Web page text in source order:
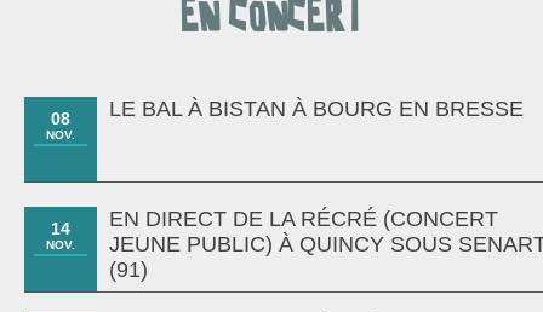
EN CONCERT
08
NOV.
LE BAL À BISTAN À BOURG EN BRESSE
14
NOV.
EN DIRECT DE LA RÉCRÉ (CONCERT
JEUNE PUBLIC) À QUINCY SOUS
(91)